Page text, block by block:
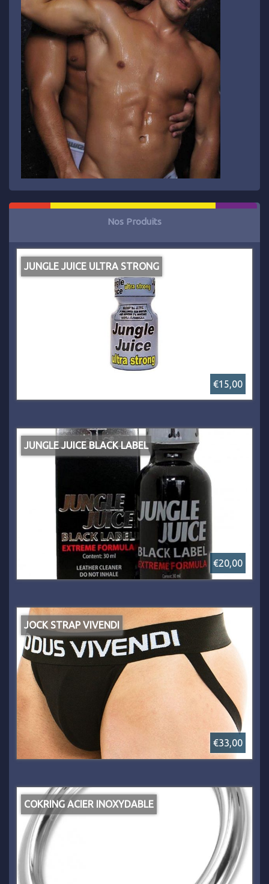
Nos Produits
JUNGLE JUICE ULTRA STRONG
€15,00
JUNGLE JUICE BLACK LABEL
€20,00
JOCK STRAP VIVENDI
€33,00
COKRING ACIER INOXYDABLE